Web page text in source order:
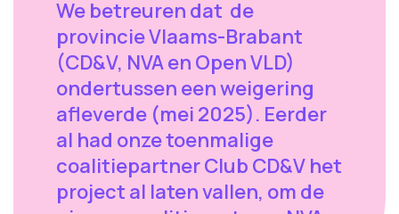
We betreuren dat de
provincie Vlaams-Brabant
(CD&V, NVA en Open VLD)
ondertussen een weigering
afleverde (mei 2025). Eerder
al had onze toenmalige
coalitiepartner Club CD&V het
project al laten vallen, om de